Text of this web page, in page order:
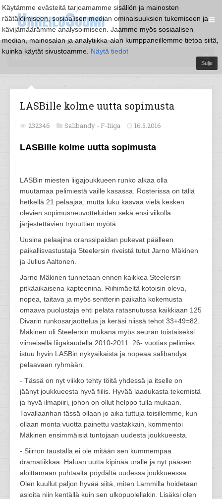
Käytämme evästeitä tarjoamamme sisällön ja mainosten
räätälöimiseen, sosiaalisen median ominaisuuksien tukemiseen ja
kävijämäärämme analysoimiseen. Jaamme myös sosiaalisen
median, mainosalan ja analytiikka-alan kumppaneillemme tietoa siitä,
kuinka käytät sivustoamme. Näytä tiedot
Sulje
LASBille kolme uutta sopimusta
232346 Salibandy - F-liiga 16.5.2016
LASBille kolme uutta sopimusta
LASBin miesten liigajoukkueen runko alkaa olla
muutamaa pelimiestä vaille kasassa. Rosterissa on tällä
hetkellä 21 pelaajaa, mutta luku kasvaa vielä kesken
olevien sopimusneuvotteluiden sekä ensi viikolla
järjestettävien tryouttien myötä.
Uusina pelaajina oranssipaidan pukevat päälleen
paikallisvastustaja Steelersin riveistä tutut Jarno Mäkinen
ja Julius Aaltonen.
Jarno Mäkinen tunnetaan ennen kaikkea Steelersin
pitkäaikaisena kapteenina. Riihimäeltä kotoisin oleva,
nopea, taitava ja myös sentterin paikalta kokemusta
omaava puolustaja ehti pelata ratasnutussa kaikkiaan 125
Divarin runkosarjaottelua ja keräsi niissä tehot 33+49=82.
Mäkinen oli Steelersin mukana myös seuran toistaiseksi
viimeisellä liigakaudella 2010-2011. 26- vuotias pelimies
istuu hyvin LASBin nykyaikaista ja nopeaa salibandya
pelaavaan ryhmään.
- Tässä on nyt viikko tehty töitä yhdessä ja itselle on
jäänyt joukkueesta hyvä fiilis. Hyvää laadukasta tekemistä
ja hyvä ilmapiiri, johon on ollut helppo tulla mukaan.
Tavallaanhan tässä ollaan jo aika tuttuja toisillemme, kun
ollaan monta vuotta painettu vastakkain, kommentoi
Mäkinen ensimmäisiä tuntojaan uudesta joukkueesta.
- Siirron taustalla ei ole mitään sen kummempaa
dramatiikkaa. Haluan uutta kipinää uralle ja nyt pääsen
aloittamaan puhtaalta pöydältä uudessa joukkueessa.
Olen kuullut paljon hyvää siitä, miten Lammilla hoidetaan
asioita niin kentällä kuin sen ulkopuolellakin. Lisäksi olen